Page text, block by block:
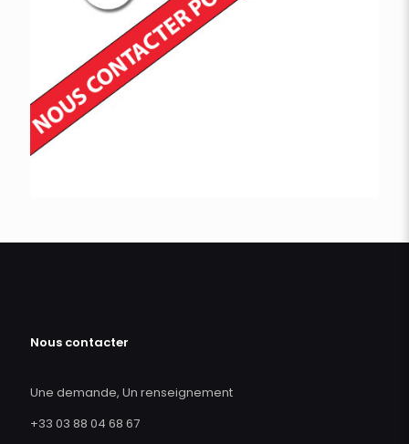
Nous contacter
Une demande, Un renseignement
+33 03 88 04 68 67